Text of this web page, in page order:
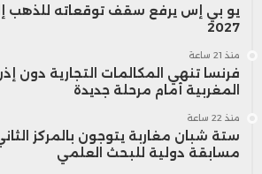
2027
منذ 21 ساعة
فرنسا تنهي المكالمات التجارية دون
المغربية أمام مرحلة جديدة
منذ 22 ساعة
ستة شبان مغاربة يتوجون بالمركز
مسابقة دولية للبحث العلمي